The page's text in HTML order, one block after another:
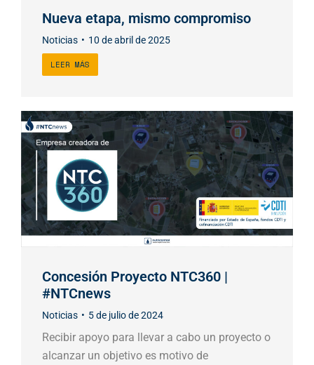
Nueva etapa, mismo compromiso
Noticias 10 de abril de 2025
LEER MÁS
Concesión Proyecto NTC360 |
#NTCnews
Noticias 5 de julio de 2024
Recibir apoyo para llevar a cabo un proyecto o
alcanzar un objetivo es motivo de